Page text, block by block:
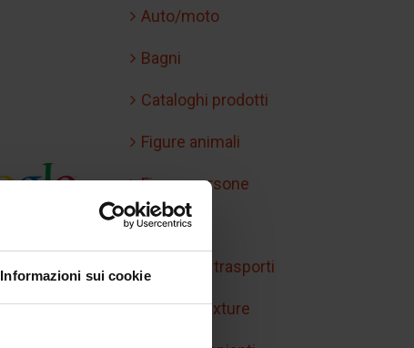
Informazioni sui cookie
Auto/moto
Bagni
Cataloghi prodotti
Figure animali
Figure persone
Handicap
Mobilità e trasporti
Retini e texture